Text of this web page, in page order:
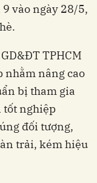
vào ngày 28/5,
TPHCM
nhằm nâng cao
bị tham gia
tốt nghiệp
đối tượng,
trải, kém hiệu